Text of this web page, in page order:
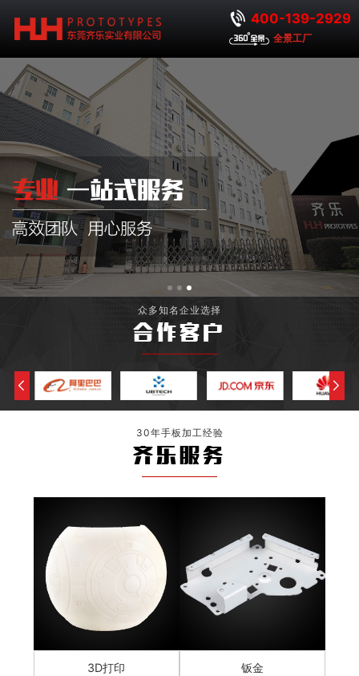
400-139-2929
全景工厂
众多知名企业选择
合作客户
30年手板加工经验
齐乐服务
3D打印 钣金